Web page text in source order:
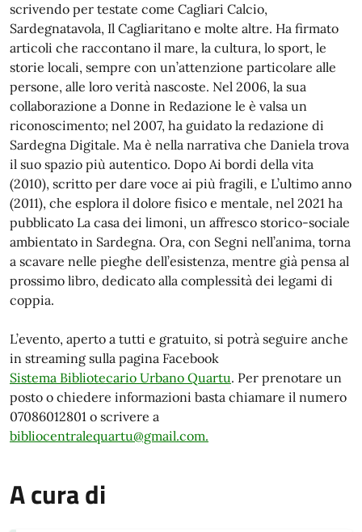
scrivendo per testate come Cagliari Calcio,
Sardegnatavola, Il Cagliaritano e molte altre. Ha firmato
articoli che raccontano il mare, la cultura, lo sport, le
storie locali, sempre con un’attenzione particolare alle
persone, alle loro verità nascoste. Nel 2006, la sua
collaborazione a Donne in Redazione le è valsa un
riconoscimento; nel 2007, ha guidato la redazione di
Sardegna Digitale. Ma è nella narrativa che Daniela trova
il suo spazio più autentico. Dopo Ai bordi della vita
(2010), scritto per dare voce ai più fragili, e L’ultimo anno
(2011), che esplora il dolore fisico e mentale, nel 2021 ha
pubblicato La casa dei limoni, un affresco storico-sociale
ambientato in Sardegna. Ora, con Segni nell’anima, torna
a scavare nelle pieghe dell’esistenza, mentre già pensa al
prossimo libro, dedicato alla complessità dei legami di
coppia.
L’evento, aperto a tutti e gratuito, si potrà seguire anche
in streaming sulla pagina Facebook
Sistema Bibliotecario Urbano Quartu. Per prenotare un
posto o chiedere informazioni basta chiamare il numero
07086012801 o scrivere a
bibliocentralequartu@gmail.com.
A cura di